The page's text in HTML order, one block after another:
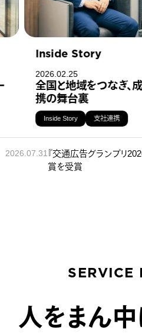
Inside Story
2026.02.25
全国と地域をつなぎ、成功
携の舞台裏
Inside Story 支社連携
2026.07.31 『交通広告グランプリ
賞を受賞
SERVICE
人をまん中